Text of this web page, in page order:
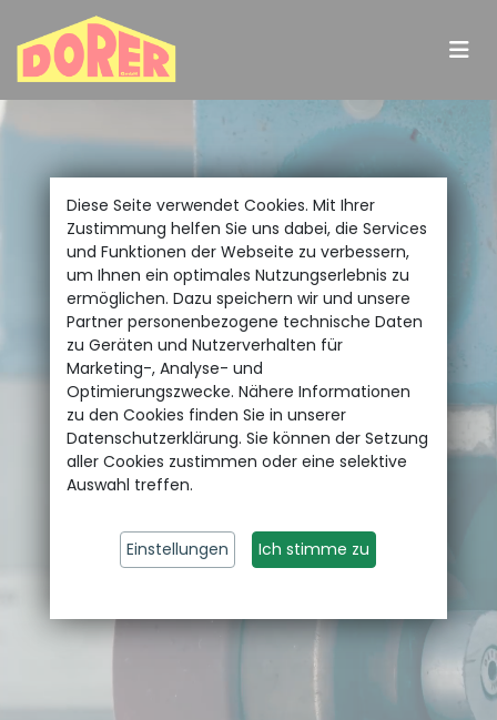
Diese Seite verwendet Cookies. Mit Ihrer
Zustimmung helfen Sie uns dabei, die Services
und Funktionen der Webseite zu verbessern,
um Ihnen ein optimales Nutzungserlebnis zu
ermöglichen. Dazu speichern wir und unsere
Partner personenbezogene technische Daten
zu Geräten und Nutzerverhalten für
Marketing-, Analyse- und
Optimierungszwecke. Nähere Informationen
zu den Cookies finden Sie in unserer
Datenschutzerklärung. Sie können der Setzung
aller Cookies zustimmen oder eine selektive
Auswahl treffen.
Einstellungen Ich stimme zu